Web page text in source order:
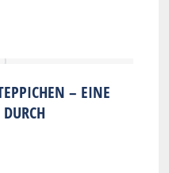
– EINE